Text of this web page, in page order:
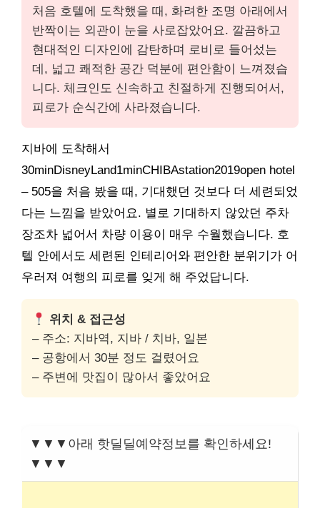
처음 호텔에 도착했을 때, 화려한 조명 아래에서
반짝이는 외관이 눈을 사로잡았어요. 깔끔하고
현대적인 디자인에 감탄하며 로비로 들어섰는
데, 넓고 쾌적한 공간 덕분에 편안함이 느껴졌습
니다. 체크인도 신속하고 친절하게 진행되어서,
피로가 순식간에 사라졌습니다.
지바에 도착해서
30minDisneyLand1minCHIBAstation2019open hotel
– 505을 처음 봤을 때, 기대했던 것보다 더 세련되었
다는 느낌을 받았어요. 별로 기대하지 않았던 주차
장조차 넓어서 차량 이용이 매우 수월했습니다. 호
텔 안에서도 세련된 인테리어와 편안한 분위기가 어
우러져 여행의 피로를 잊게 해 주었답니다.
위치 & 접근성
– 주소: 지바역, 지바 / 치바, 일본
– 공항에서 30분 정도 걸렸어요
– 주변에 맛집이 많아서 좋았어요
▼▼▼아래 핫딜딜예약정보를 확인하세요!
▼▼▼